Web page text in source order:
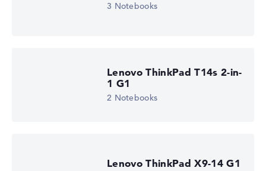
3 Notebooks
Lenovo ThinkPad T14s 2-in-
1 G1
2 Notebooks
Lenovo ThinkPad X9-14 G1